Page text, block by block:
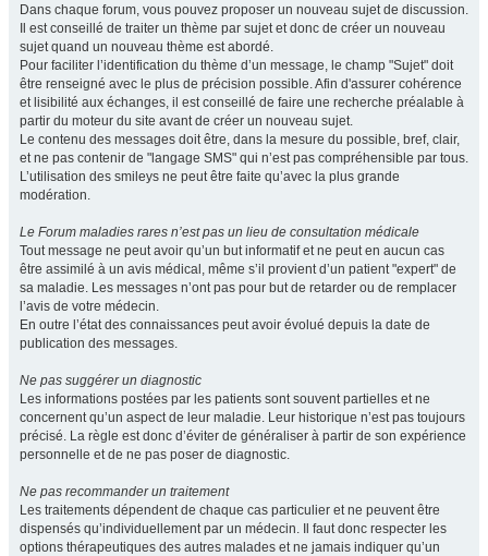
Dans chaque forum, vous pouvez proposer un nouveau sujet de discussion.
Il est conseillé de traiter un thème par sujet et donc de créer un nouveau
sujet quand un nouveau thème est abordé.
Pour faciliter l’identification du thème d’un message, le champ "Sujet" doit
être renseigné avec le plus de précision possible. Afin d'assurer cohérence
et lisibilité aux échanges, il est conseillé de faire une recherche préalable à
partir du moteur du site avant de créer un nouveau sujet.
Le contenu des messages doit être, dans la mesure du possible, bref, clair,
et ne pas contenir de "langage SMS" qui n’est pas compréhensible par tous.
L’utilisation des smileys ne peut être faite qu’avec la plus grande
modération.
Le Forum maladies rares n’est pas un lieu de consultation médicale
Tout message ne peut avoir qu’un but informatif et ne peut en aucun cas
être assimilé à un avis médical, même s’il provient d’un patient "expert" de
sa maladie. Les messages n’ont pas pour but de retarder ou de remplacer
l’avis de votre médecin.
En outre l’état des connaissances peut avoir évolué depuis la date de
publication des messages.
Ne pas suggérer un diagnostic
Les informations postées par les patients sont souvent partielles et ne
concernent qu’un aspect de leur maladie. Leur historique n’est pas toujours
précisé. La règle est donc d’éviter de généraliser à partir de son expérience
personnelle et de ne pas poser de diagnostic.
Ne pas recommander un traitement
Les traitements dépendent de chaque cas particulier et ne peuvent être
dispensés qu’individuellement par un médecin. Il faut donc respecter les
options thérapeutiques des autres malades et ne jamais indiquer qu’un